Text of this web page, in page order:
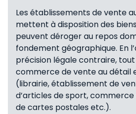
Les établissements de vente
mettent à disposition des
peuvent déroger au repos
fondement géographique. En
précision légale contraire,
commerce de vente au détail
(librairie, établissement de
d’articles de sport, commerce
de cartes postales etc.).